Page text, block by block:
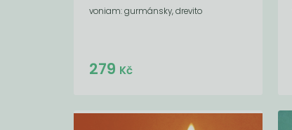
voniam: gurmánsky, drevito
Do košíku:
279 Kč